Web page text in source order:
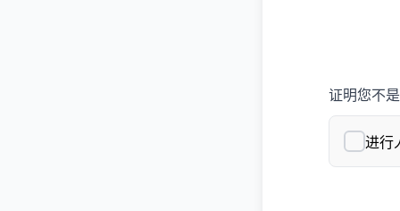
证明您不
进行